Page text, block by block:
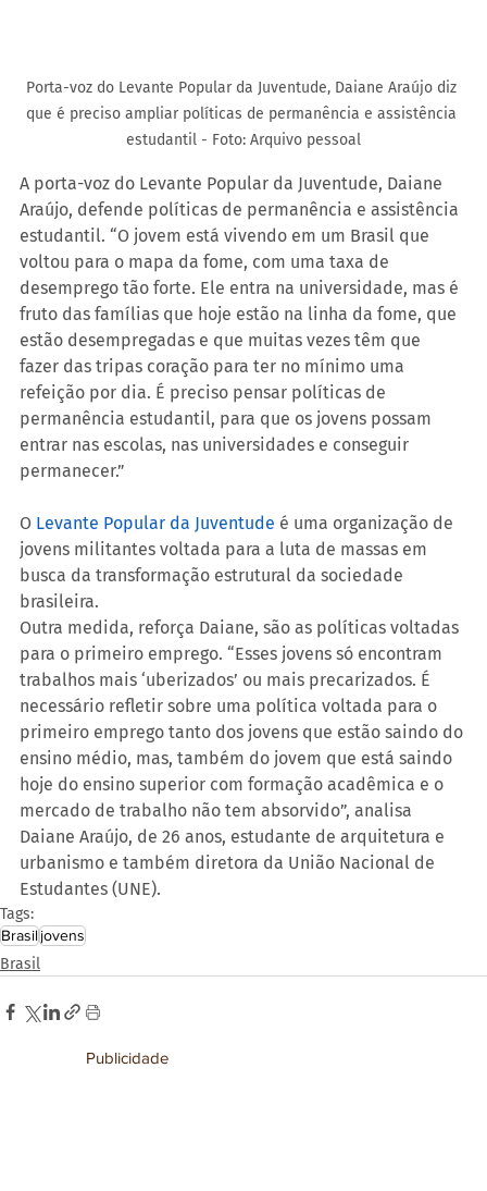
Porta-voz do Levante Popular da Juventude, Daiane Araújo diz
que é preciso ampliar políticas de permanência e assistência
estudantil - Foto: Arquivo pessoal
A porta-voz do Levante Popular da Juventude, Daiane
Araújo, defende políticas de permanência e assistência
estudantil. “O jovem está vivendo em um Brasil que
voltou para o mapa da fome, com uma taxa de
desemprego tão forte. Ele entra na universidade, mas é
fruto das famílias que hoje estão na linha da fome, que
estão desempregadas e que muitas vezes têm que
fazer das tripas coração para ter no mínimo uma
refeição por dia. É preciso pensar políticas de
permanência estudantil, para que os jovens possam
entrar nas escolas, nas universidades e conseguir
permanecer.”
O Levante Popular da Juventude é uma organização de
jovens militantes voltada para a luta de massas em
busca da transformação estrutural da sociedade
brasileira.
Outra medida, reforça Daiane, são as políticas voltadas
para o primeiro emprego. “Esses jovens só encontram
trabalhos mais ‘uberizados’ ou mais precarizados. É
necessário refletir sobre uma política voltada para o
primeiro emprego tanto dos jovens que estão saindo do
ensino médio, mas, também do jovem que está saindo
hoje do ensino superior com formação acadêmica e o
mercado de trabalho não tem absorvido”, analisa
Daiane Araújo, de 26 anos, estudante de arquitetura e
urbanismo e também diretora da União Nacional de
Estudantes (UNE).
Tags:
Brasil jovens
Brasil
Publicidade